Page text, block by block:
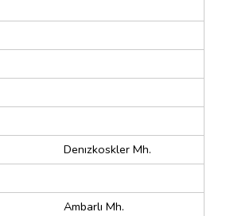
Denızkoskler Mh.
Ambarlı Mh.